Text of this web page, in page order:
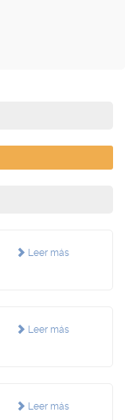
Leer más
Leer más
Leer más